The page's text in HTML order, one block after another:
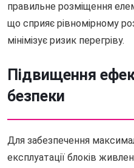
правильне розміщення
що сприяє рівномірному
мінімізує ризик перегріву.
Підвищення
безпеки
Для забезпечення
експлуатації блоків